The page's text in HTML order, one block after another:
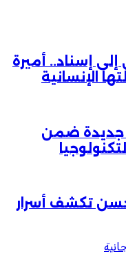
إلى إسناد.. أميرة
الإنسانية
جديدة ضمن
حنان حسن تكشف أسرار